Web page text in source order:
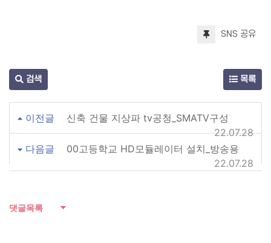
SNS 공유
검색 목록
이전글
신축 건물 지상파 tv공청_SMATV구성
22.07.28
다음글
00고등학교 HD모듈레이터 설치_방송용
22.07.28
댓글목록